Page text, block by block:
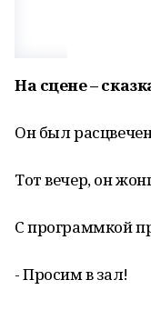
На сцене –
Он был
Тот вечер, он
С программкой
- Просим в зал!